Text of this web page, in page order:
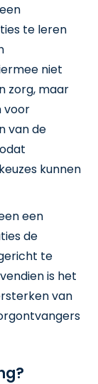
te leren
niet
zorg, maar
voor
van de
kunnen
een
de
te
is het
van